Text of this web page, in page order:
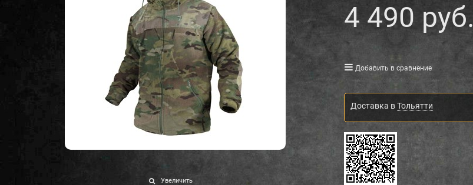
Увеличить
4 490 руб.
Добавить в сравнение
Доставка вТольятти